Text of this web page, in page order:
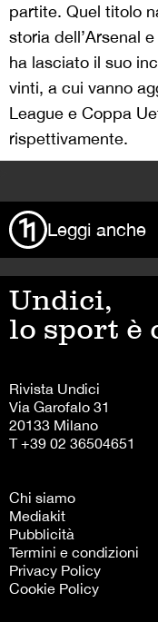
partite. Quel titolo
storia dell’Arsenal
ha lasciato il suo
vinti, a cui vanno
League e Coppa
rispettivamente.
Leggi anche
Undici,
lo sport è
Rivista Undici
Via Garofalo 31
20133 Milano
T +39 02 36504651
Chi siamo
Mediakit
Pubblicità
Termini e condizioni
Privacy Policy
Cookie Policy